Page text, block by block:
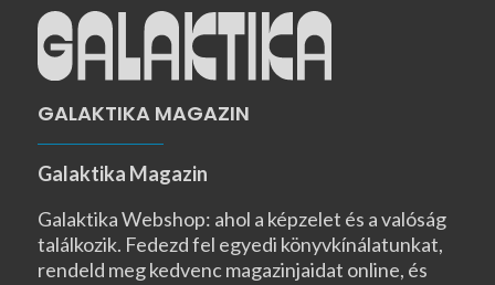
GALAKTIKA MAGAZIN
Galaktika Magazin
Galaktika Webshop: ahol a képzelet és a valóság
találkozik. Fedezd fel egyedi könyvkínálatunkat,
rendeld meg kedvenc magazinjaidat online, és